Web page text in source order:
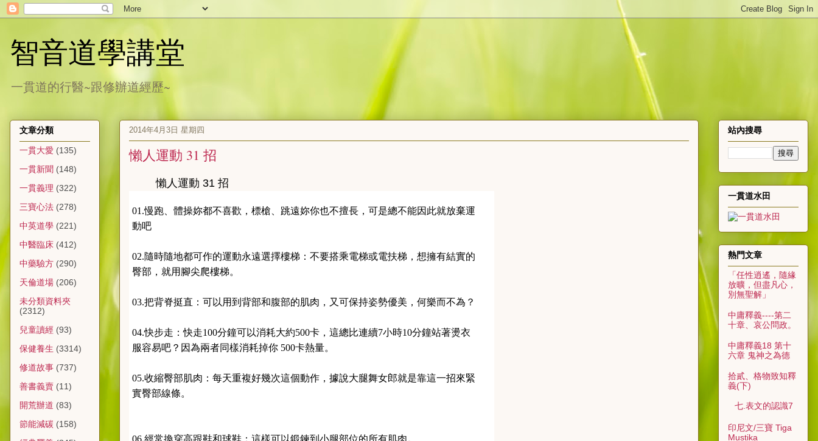
智音道學講堂
一貫道的行醫~跟修辦道經歷~
2014年4月3日 星期四
懶人運動 31 招
懶人運動 31 招
01.慢跑、體操妳都不喜歡，標槍、跳遠妳你也不擅長，可是總不能因此就放棄運
動吧
02.隨時隨地都可作的運動永遠選擇樓梯：不要搭乘電梯或電扶梯，想擁有結實的
臀部，就用腳尖爬樓梯。
03.把背脊挺直：可以用到背部和腹部的肌肉，又可保持姿勢優美，何樂而不為？
04.快步走：快走100分鐘可以消耗大約500卡，這總比連續7小時10分鐘站著燙衣
服容易吧？因為兩者同樣消耗掉你 500卡熱量。
05.收縮臀部肌肉：每天重複好幾次這個動作，據說大腿舞女郎就是靠這一招來緊
實臀部線條。
06.經常換穿高跟鞋和球鞋：這樣可以鍛鍊到小腿部位的所有肌肉。
文章分類
一貫大愛 (135)
一貫新聞 (148)
一貫義理 (322)
三寶心法 (278)
中英道學 (221)
中醫臨床 (412)
中藥驗方 (290)
天倫道場 (206)
未分類資料夾
(2312)
兒童讀經 (93)
保健養生 (3314)
修道故事 (737)
善書義賣 (11)
開荒辦道 (83)
節能減碳 (158)
站內搜尋
一貫道水田
熱門文章
「任性逍遙，隨緣
放曠，但盡凡心，
別無聖解」
中庸釋義----第二
十章、哀公問政。
中庸釋義18 第十
六章 鬼神之為德
拾貳、格物致知釋
義(下)
七.表文的認識7
印尼文/三寶 Tiga
Mustika